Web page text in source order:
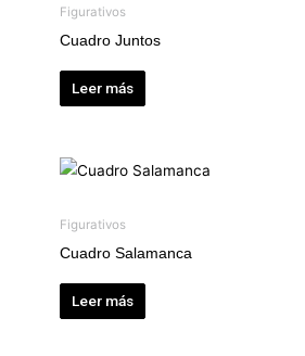
Figurativos
Cuadro Juntos
Leer más
Figurativos
Cuadro Salamanca
Leer más